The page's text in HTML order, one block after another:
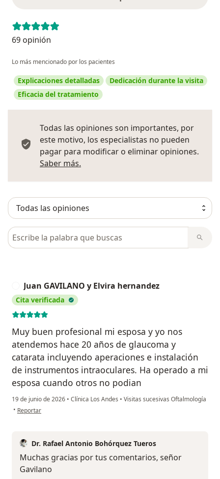
69 opinión
Lo más mencionado por los pacientes
Explicaciones detalladas
Dedicación durante la visita
Eficacia del tratamiento
Todas las opiniones son importantes, por
este motivo, los especialistas no pueden
pagar para modificar o eliminar opiniones.
Saber más.
Busca en opiniones
Juan GAVILANO y Elvira hernandez
Cita verificada
Muy buen profesional mi esposa y yo nos
atendemos hace 20 años de glaucoma y
catarata incluyendo aperaciones e instalación
de instrumentos intraoculares. Ha operado a mi
esposa cuando otros no podian
19 de junio de 2026 • Clínica Los Andes • Visitas sucesivas Oftalmología
• en opinión del usuario Juan GAVILANO y Elvira hernandez
Reportar
Dr. Rafael Antonio Bohórquez Tueros
Muchas gracias por tus comentarios, señor
Gavilano